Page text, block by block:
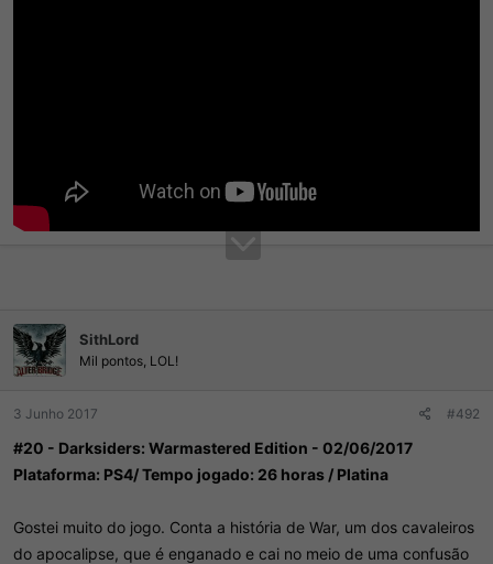
SithLord
Mil pontos, LOL!
3 Junho 2017 #492
#20 - Darksiders: Warmastered Edition - 02/06/2017
Plataforma: PS4/ Tempo jogado: 26 horas / Platina
Gostei muito do jogo. Conta a história de War, um dos cavaleiros
do apocalipse, que é enganado e cai no meio de uma confusão